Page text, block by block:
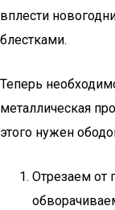
вплести
блестками.
Теперь
металлическая
этого нужен
Отрезаем от